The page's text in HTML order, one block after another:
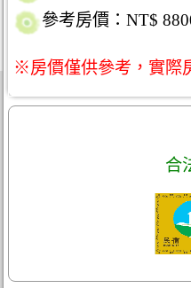
參考房價：NT$
※房價僅供參考，實際
合